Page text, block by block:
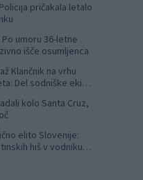
pričakala letalo
umoru 36-letne
išče osumljenca
Klančnik na vrhu
Del sodniške ekipe
kolo Santa Cruz,
elito Slovenije:
hiš v vodniku